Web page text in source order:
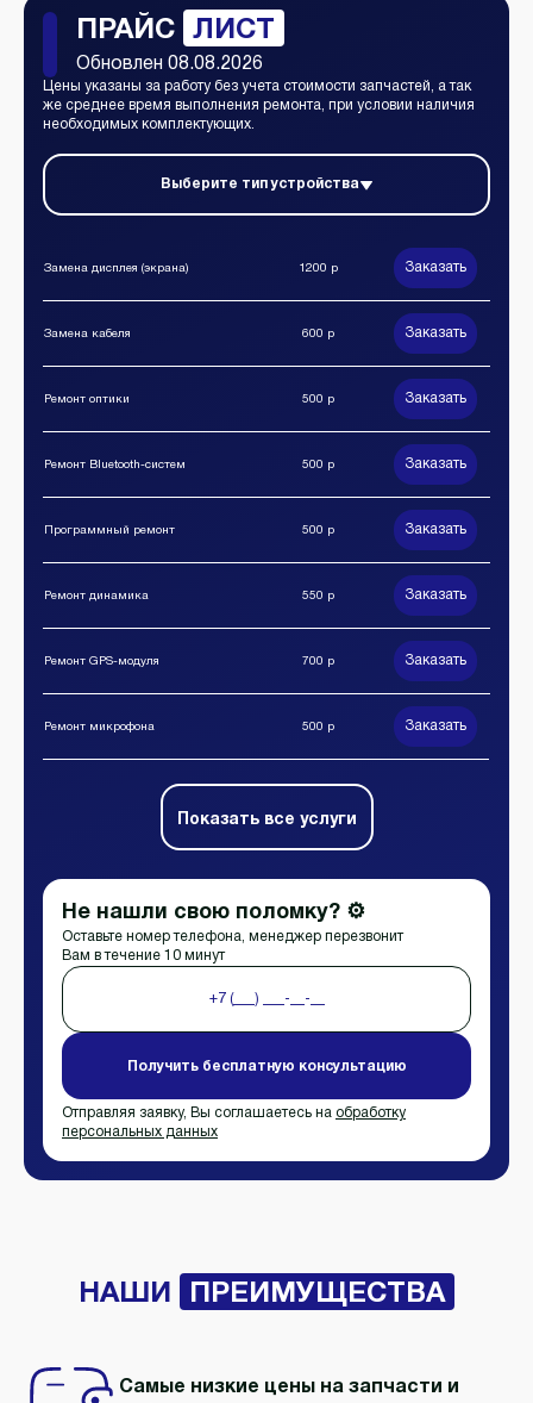
ПРАЙС ЛИСТ
Обновлен 08.08.2026
Цены указаны за работу без учета стоимости запчастей, а так
же среднее время выполнения ремонта, при условии наличия
необходимых комплектующих.
Выберите тип устройства
Замена дисплея (экрана) 1200 р Заказать
Замена кабеля 600 р Заказать
Ремонт оптики 500 р Заказать
Ремонт Bluetooth-систем 500 р Заказать
Программный ремонт 500 р Заказать
Ремонт динамика 550 р Заказать
Ремонт GPS-модуля 700 р Заказать
Ремонт микрофона 500 р Заказать
Показать все услуги
Не нашли свою поломку? ⚙️
Оставьте номер телефона, менеджер перезвонит
Вам в течение 10 минут
Получить бесплатную консультацию
Отправляя заявку, Вы соглашаетесь на обработку
персональных данных
НАШИ ПРЕИМУЩЕСТВА
Самые низкие цены на запчасти и